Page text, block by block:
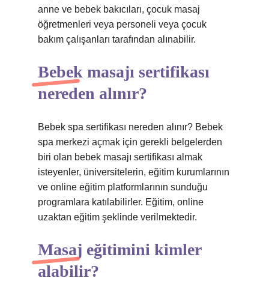
anne ve bebek bakıcıları, çocuk masaj
öğretmenleri veya personeli veya çocuk
bakım çalışanları tarafından alınabilir.
Bebek masajı sertifikası
nereden alınır?
Bebek spa sertifikası nereden alınır? Bebek
spa merkezi açmak için gerekli belgelerden
biri olan bebek masajı sertifikası almak
isteyenler, üniversitelerin, eğitim kurumlarının
ve online eğitim platformlarının sunduğu
programlara katılabilirler. Eğitim, online
uzaktan eğitim şeklinde verilmektedir.
Masaj eğitimini kimler
alabilir?